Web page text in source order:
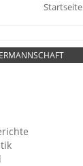
Startseite